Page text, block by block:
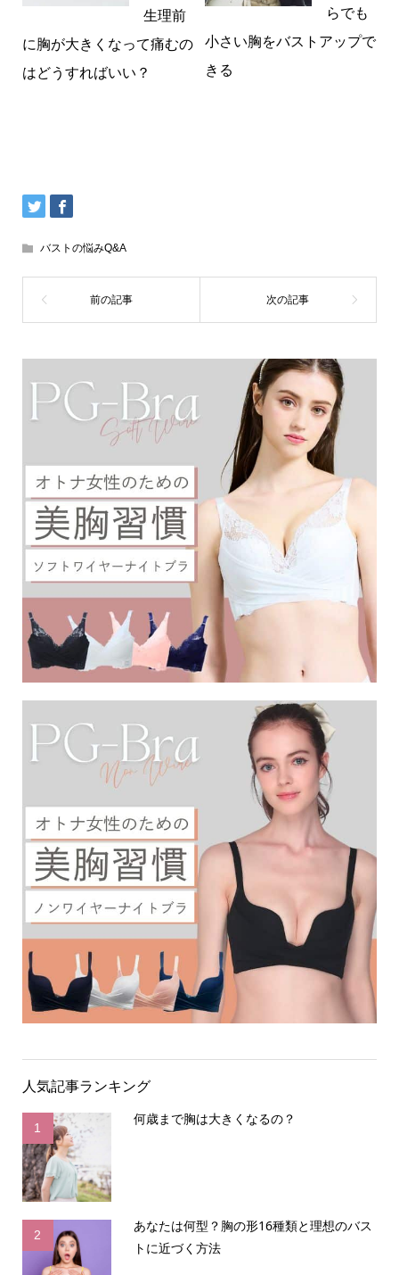
生理前
に胸が大きくなって痛むの
はどうすればいい？
らでも
小さい胸をバストアップで
きる
バストの悩みQ&A
人気記事ランキング
1
何歳まで胸は大きくなるの？
2
あなたは何型？胸の形16種類と理想のバス
トに近づく方法